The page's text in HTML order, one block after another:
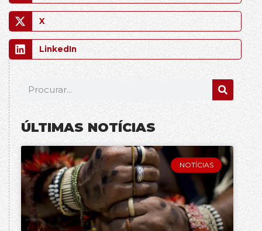
X
LinkedIn
ÚLTIMAS NOTÍCIAS
NOTÍCIAS